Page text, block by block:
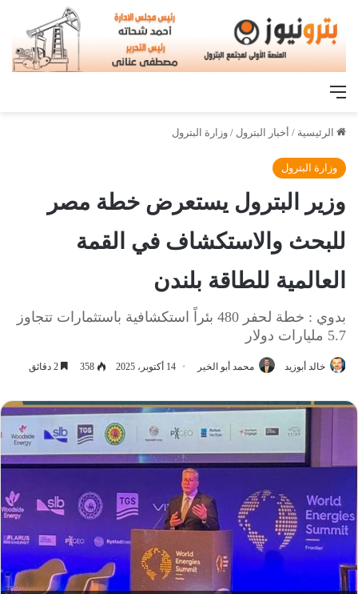
القائمة
الرئيسية / أخبار البترول / وزارة البترول
وزارة البترول
وزير البترول يستعرض خطة مصر
للبحث والاستكشاف في القمة
العالمية للطاقة بلندن
بدوي : خطة لحفر 480 بئراً استكشافية باستثمارات تتجاوز
5.7 مليارات دولار
خالد أبوزيد محمد أبو الخير 14 أكتوبر، 2025 358